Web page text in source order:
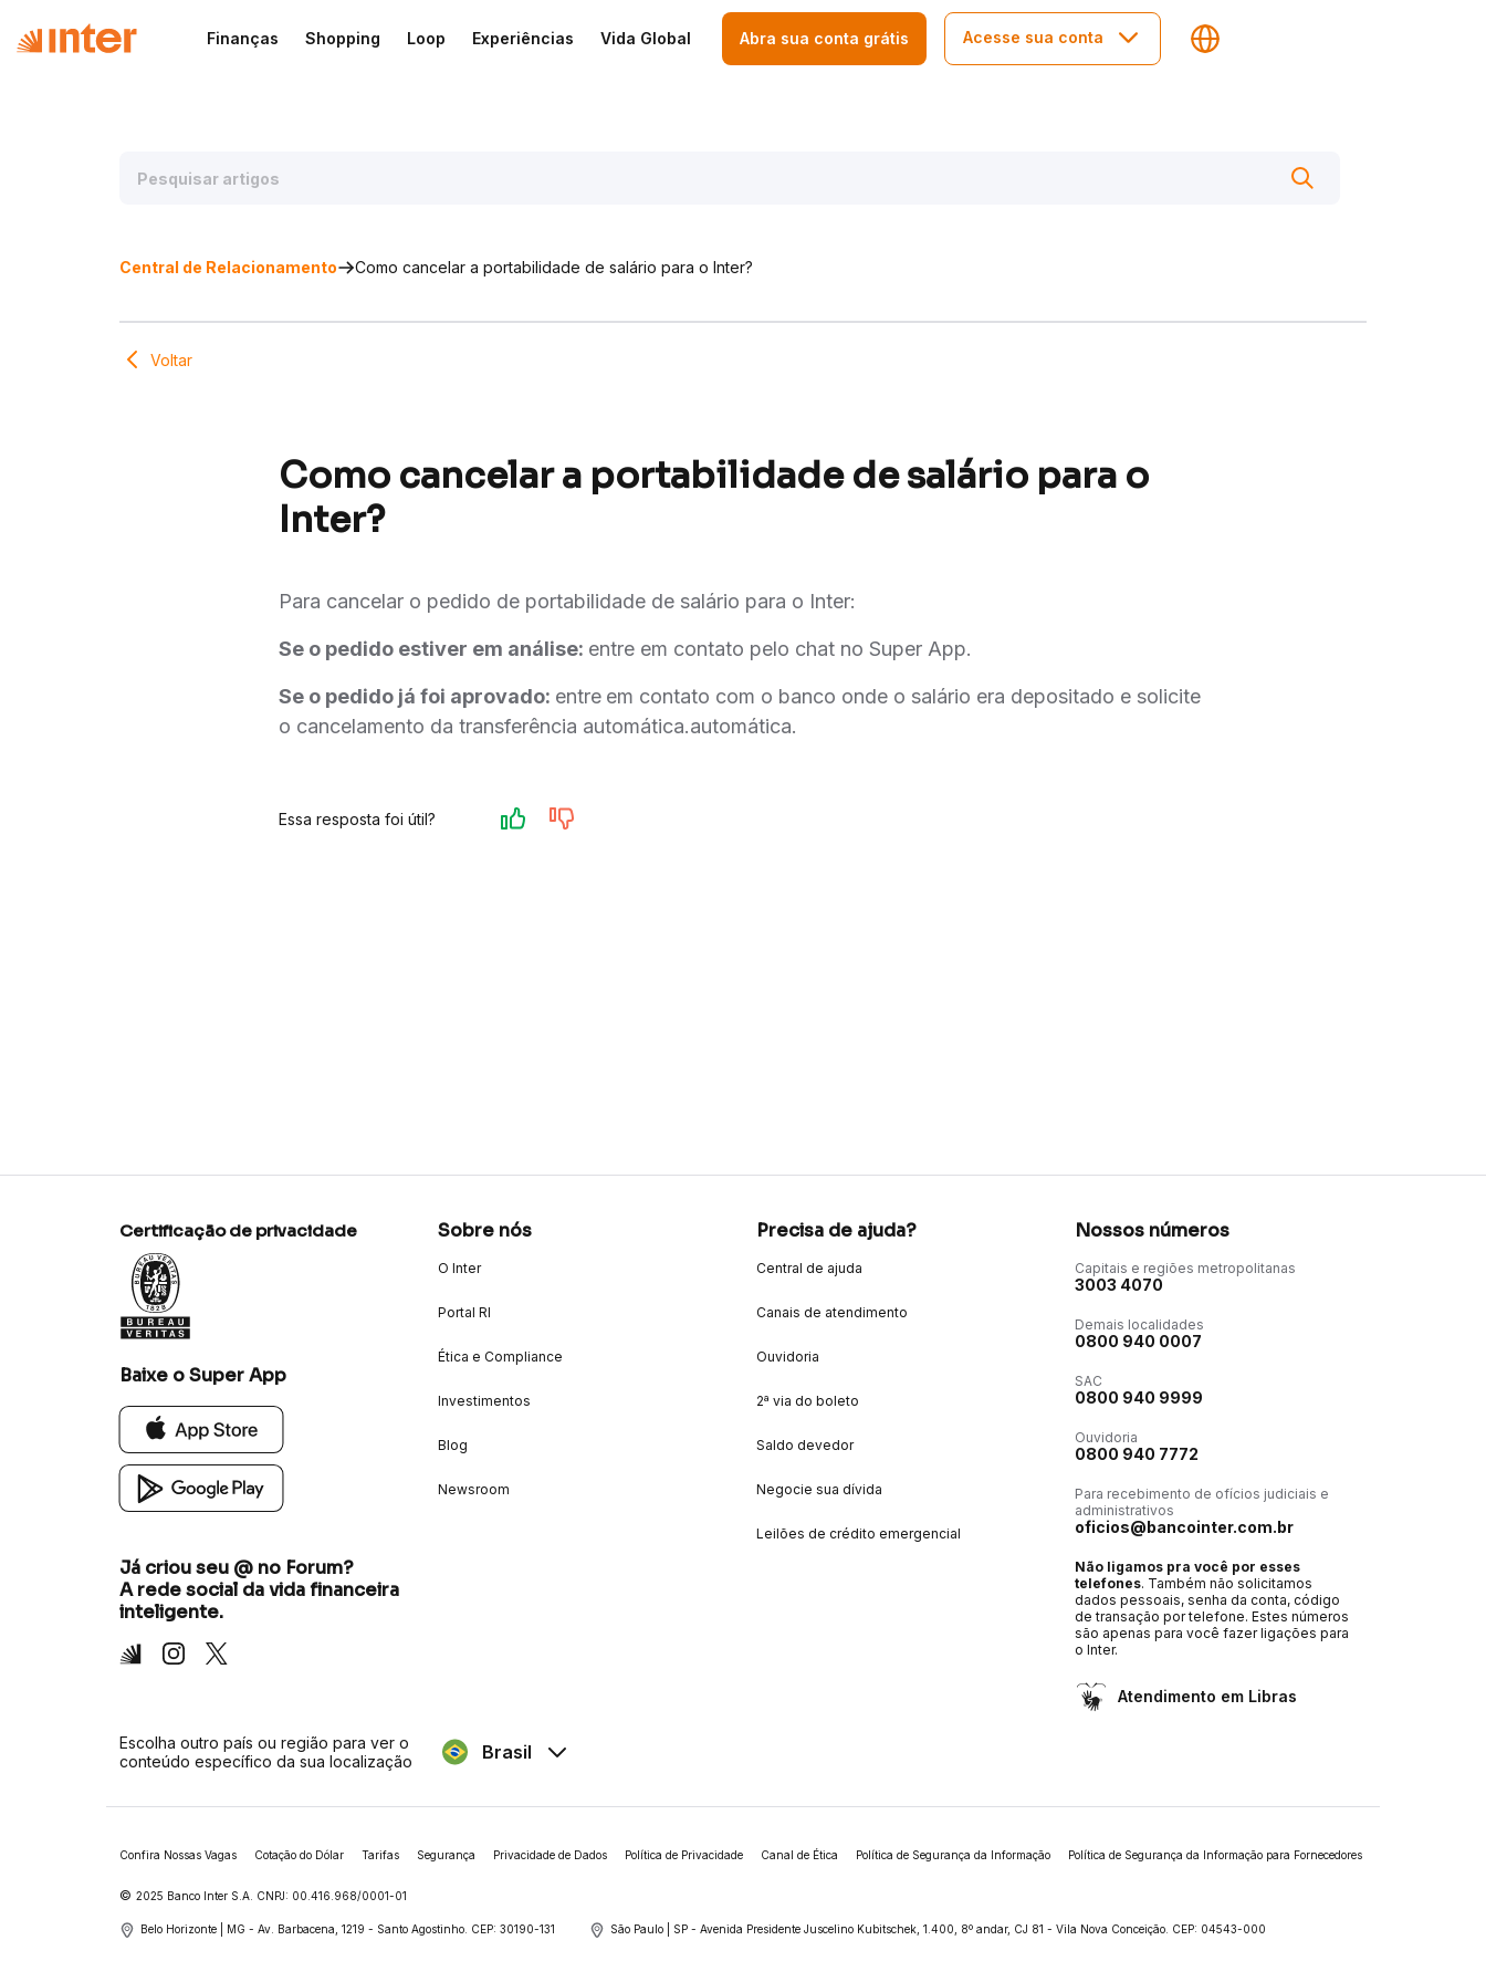
Finanças Shopping Loop Experiências Vida Global Abra sua conta grátis Acesse sua conta
Central de Relacionamento Como cancelar a portabilidade de salário para o Inter?
Voltar
Como cancelar a portabilidade de salário para o
Inter?
Para cancelar o pedido de portabilidade de salário para o Inter:
Se o pedido estiver em análise: entre em contato pelo chat no Super App.
Se o pedido já foi aprovado: entre em contato com o banco onde o salário era depositado e solicite
o cancelamento da transferência automática.automática.
Essa resposta foi útil?
Certificação de privacidade
Baixe o Super App
Já criou seu @ no Forum?
A rede social da vida financeira
inteligente.
Inter Instagram
X
Sobre nós
O Inter
Portal RI
Ética e Compliance
Investimentos
Blog
Newsroom
Precisa de ajuda?
Central de ajuda
Canais de atendimento
Ouvidoria
2ª via do boleto
Saldo devedor
Negocie sua dívida
Leilões de crédito emergencial
Nossos números
Capitais e regiões metropolitanas
3003 4070
Demais localidades
0800 940 0007
SAC
0800 940 9999
Ouvidoria
0800 940 7772
Para recebimento de ofícios judiciais e
administrativos
oficios@bancointer.com.br
Não ligamos pra você por esses
telefones. Também não solicitamos
dados pessoais, senha da conta, código
de transação por telefone. Estes números
são apenas para você fazer ligações para
o Inter.
Atendimento em Libras
Escolha outro país ou região para ver o
conteúdo específico da sua localização
Brasil
Confira Nossas Vagas Cotação do Dólar Tarifas Segurança Privacidade de Dados Política de Privacidade Canal de Ética Política de Segurança da Informação Política de Segurança da Informação para Fornecedores
© 2025 Banco Inter S.A. CNPJ: 00.416.968/0001-01
Belo Horizonte | MG - Av. Barbacena, 1219 - Santo Agostinho. CEP: 30190-131 São Paulo | SP - Avenida Presidente Juscelino Kubitschek, 1.400, 8º andar, CJ 81 - Vila Nova Conceição. CEP: 04543-000